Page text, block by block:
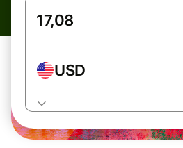
USD